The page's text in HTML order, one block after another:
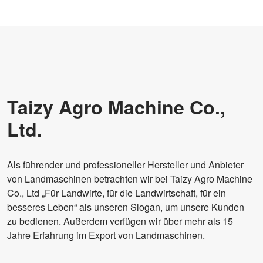
Zeilenabstand
150mm
Eröffnungsanteil der
Aussaat und Düngung
Saattiefe
20-25mm (einstellbar)
Düngungstiefe
60-80mm (einstellbar)
Verknüpfung
Dreipunkt-Hinterradaufhängung
Düngermenge
0–420 kg/Morgen (einstellbar)
Taizy Agro Machine Co.,
Ltd.
Als führender und professioneller Hersteller und Anbieter
von Landmaschinen betrachten wir bei Taizy Agro Machine
Co., Ltd „Für Landwirte, für die Landwirtschaft, für ein
besseres Leben“ als unseren Slogan, um unsere Kunden
zu bedienen. Außerdem verfügen wir über mehr als 15
Jahre Erfahrung im Export von Landmaschinen.